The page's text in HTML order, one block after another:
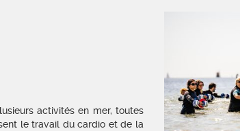
activités en mer, toutes
le travail du cardio et de la